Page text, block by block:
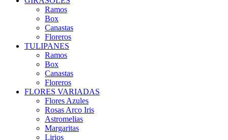
Ramos
Box
Canastas
Floreros
TULIPANES
Ramos
Box
Canastas
Floreros
FLORES VARIADAS
Flores Azules
Rosas Arco Iris
Astromelias
Margaritas
Lirios